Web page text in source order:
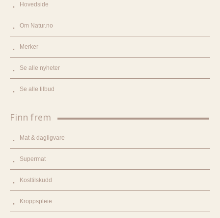
Hovedside
Om Natur.no
Merker
Se alle nyheter
Se alle tilbud
Finn frem
Mat & dagligvare
Supermat
Kosttilskudd
Kroppspleie